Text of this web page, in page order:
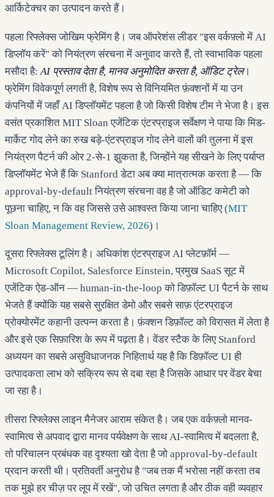
आर्किटेक्चर का उत्पादन करते हैं।
पहला रिफ्लेक्स जोखिम फ्रेमिंग है। जब ऑपरेशंस लीडर "इस वर्कफ़्लो में AI
डिप्लॉय करें" को नियंत्रण संरचना में अनुवाद करते हैं, तो स्वाभाविक पहला
मसौदा है: AI प्रस्ताव देता है, मानव अनुमोदित करता है, ऑडिट ट्रेल।
फ्रेमिंग विवेकपूर्ण लगती है, विशेष रूप से विनियमित फ़ंक्शनों में या उन
कंपनियों में जहाँ AI डिप्लॉयमेंट पहला है जो किसी विशेष टीम ने भेजा है। इस
वसंत प्रकाशित MIT Sloan एजेंटिक एंटरप्राइज सर्वेक्षण ने पाया कि मिड-
मार्केट गोद लेने का रुख बड़े-एंटरप्राइज गोद लेने वालों की तुलना में इस
नियंत्रण पैटर्न की ओर 2-से-1 झुकता है, जिन्होंने यह सीखने के लिए पर्याप्त
डिप्लॉयमेंट भेजे हैं कि Stanford डेटा अब क्या मात्रात्मक करता है — कि
approval-by-default नियंत्रण संरचना वह है जो ऑडिट कमेटी को
पूछना चाहिए, न कि वह जिससे उसे आश्वस्त किया जाना चाहिए (MIT
Sloan Management Review, 2026)।
दूसरा रिफ्लेक्स टूलिंग है। अधिकांश एंटरप्राइज AI प्लेटफ़ॉर्म —
Microsoft Copilot, Salesforce Einstein, प्रमुख SaaS सूट में
एजेंटिक ऐड-ऑन — human-in-the-loop को डिफ़ॉल्ट UI पैटर्न के साथ
भेजते हैं क्योंकि यह सबसे सुरक्षित डेमो और सबसे साफ़ एंटरप्राइज
प्रोक्योरमेंट कहानी उत्पन्न करता है। फ़ंक्शन डिफ़ॉल्ट को विरासत में लेता है
और इसे एक सिफ़ारिश के रूप में पढ़ता है। वेंडर स्टैक के लिए Stanford
अध्ययन का सबसे असुविधाजनक निहितार्थ यह है कि डिफ़ॉल्ट UI ही
उत्पादकता लाभ को सक्रिय रूप से दबा रहा है जिसके आधार पर वेंडर बेचा
जा रहा है।
तीसरा रिफ्लेक्स लाइन मैनेजर आराम संकेत है। जब एक वर्कफ़्लो मानव-
स्वामित्व से अपवाद द्वारा मानव पर्यवेक्षण के साथ AI-स्वामित्व में बदलता है,
तो परिचालन प्रबंधक वह दृश्यता खो देता है जो approval-by-default
प्रदान करती थी। प्रतिवर्ती अनुरोध है "जब तक मैं भरोसा नहीं करता तब
तक मुझे हर चीज़ पर लूप में रखें", जो उचित लगता है और ठीक वही व्यवहार